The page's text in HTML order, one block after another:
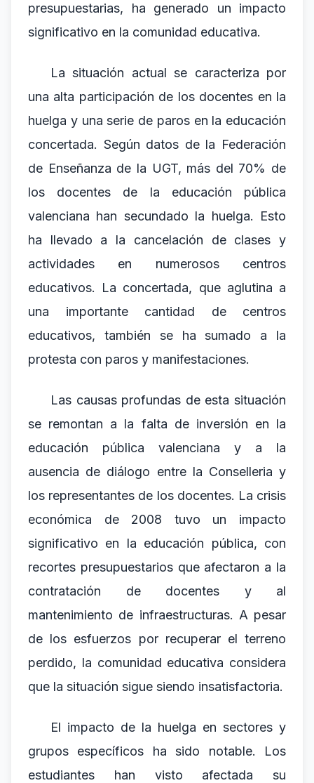
presupuestarias, ha generado un impacto
significativo en la comunidad educativa.
La situación actual se caracteriza por
una alta participación de los docentes en la
huelga y una serie de paros en la educación
concertada. Según datos de la Federación
de Enseñanza de la UGT, más del 70% de
los docentes de la educación pública
valenciana han secundado la huelga. Esto
ha llevado a la cancelación de clases y
actividades en numerosos centros
educativos. La concertada, que aglutina a
una importante cantidad de centros
educativos, también se ha sumado a la
protesta con paros y manifestaciones.
Las causas profundas de esta situación
se remontan a la falta de inversión en la
educación pública valenciana y a la
ausencia de diálogo entre la Conselleria y
los representantes de los docentes. La crisis
económica de 2008 tuvo un impacto
significativo en la educación pública, con
recortes presupuestarios que afectaron a la
contratación de docentes y al
mantenimiento de infraestructuras. A pesar
de los esfuerzos por recuperar el terreno
perdido, la comunidad educativa considera
que la situación sigue siendo insatisfactoria.
El impacto de la huelga en sectores y
grupos específicos ha sido notable. Los
estudiantes han visto afectada su